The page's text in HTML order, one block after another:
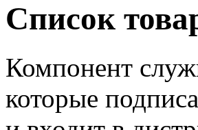
Список
Компонент
которые